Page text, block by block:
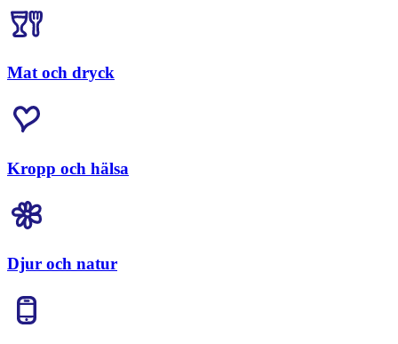
Mat och dryck
Kropp och hälsa
Djur och natur